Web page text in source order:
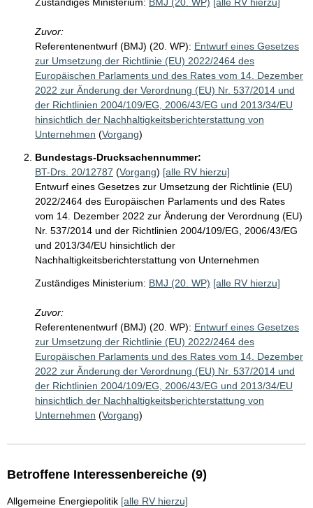
Zuvor:
Referentenentwurf (BMJ) (20. WP): Entwurf eines Gesetzes
zur Umsetzung der Richtlinie (EU) 2022/2464 des
Europäischen Parlaments und des Rates vom 14. Dezember
2022 zur Änderung der Verordnung (EU) Nr. 537/2014 und
der Richtlinien 2004/109/EG, 2006/43/EG und 2013/34/EU
hinsichtlich der Nachhaltigkeitsberichterstattung von
Unternehmen (Vorgang)
Bundestags-Drucksachennummer:
BT-Drs. 20/12787 (Vorgang) [alle RV hierzu]
Entwurf eines Gesetzes zur Umsetzung der Richtlinie (EU)
2022/2464 des Europäischen Parlaments und des Rates
vom 14. Dezember 2022 zur Änderung der Verordnung (EU)
Nr. 537/2014 und der Richtlinien 2004/109/EG, 2006/43/EG
und 2013/34/EU hinsichtlich der
Nachhaltigkeitsberichterstattung von Unternehmen
Zuständiges Ministerium: BMJ (20. WP) [alle RV hierzu]
Zuvor:
Referentenentwurf (BMJ) (20. WP): Entwurf eines Gesetzes
zur Umsetzung der Richtlinie (EU) 2022/2464 des
Europäischen Parlaments und des Rates vom 14. Dezember
2022 zur Änderung der Verordnung (EU) Nr. 537/2014 und
der Richtlinien 2004/109/EG, 2006/43/EG und 2013/34/EU
hinsichtlich der Nachhaltigkeitsberichterstattung von
Unternehmen (Vorgang)
Betroffene Interessenbereiche (9)
Allgemeine Energiepolitik [alle RV hierzu]